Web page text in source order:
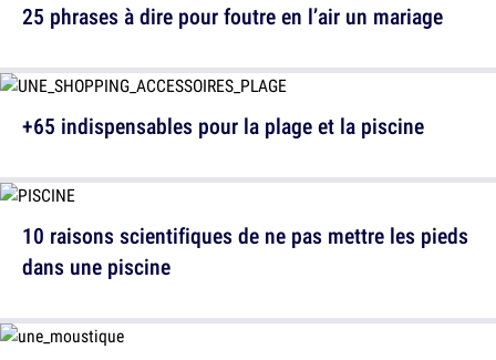
25 phrases à dire pour foutre en l’air un mariage
10 raisons scientifiques de ne pas mettre les pieds
dans une piscine
+65 indispensables pour la plage et la piscine